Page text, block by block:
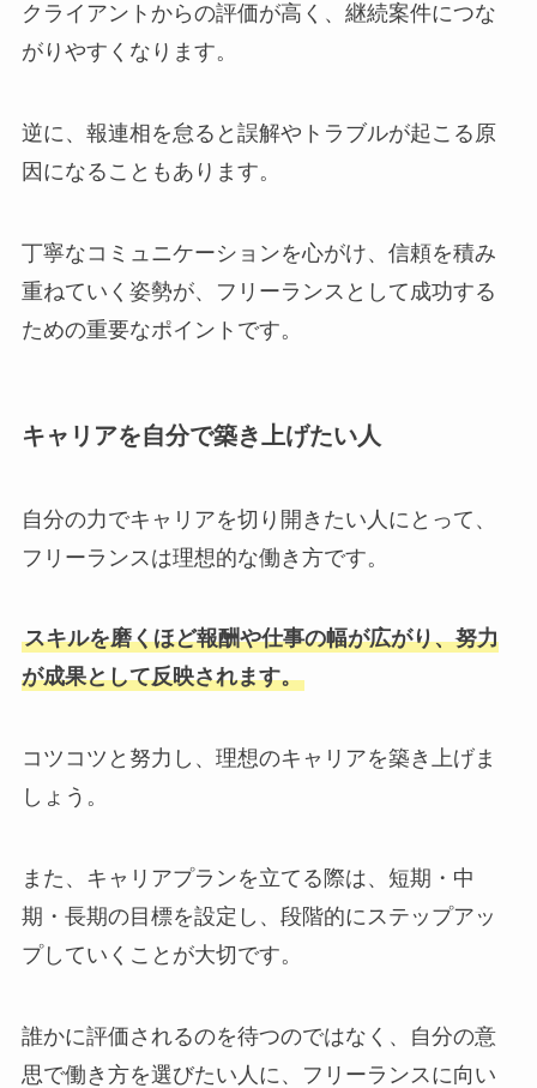
クライアントからの評価が高く、継続案件につな
がりやすくなります。
逆に、報連相を怠ると誤解やトラブルが起こる原
因になることもあります。
丁寧なコミュニケーションを心がけ、信頼を積み
重ねていく姿勢が、フリーランスとして成功する
ための重要なポイントです。
キャリアを自分で築き上げたい人
自分の力でキャリアを切り開きたい人にとって、
フリーランスは理想的な働き方です。
スキルを磨くほど報酬や仕事の幅が広がり、努力
が成果として反映されます。
コツコツと努力し、理想のキャリアを築き上げま
しょう。
また、キャリアプランを立てる際は、短期・中
期・長期の目標を設定し、段階的にステップアッ
プしていくことが大切です。
誰かに評価されるのを待つのではなく、自分の意
思で働き方を選びたい人に、フリーランスに向い